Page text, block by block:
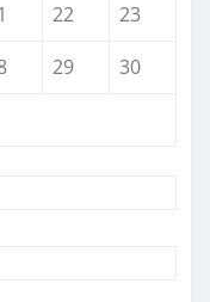
22
23
29
30